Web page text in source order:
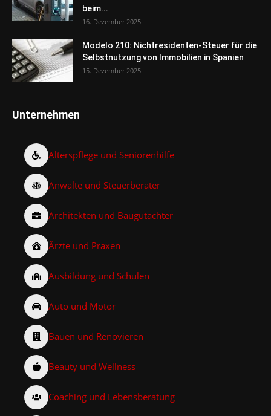
beim...
16. Dezember 2025
Modelo 210: Nichtresidenten-Steuer für die
Selbstnutzung von Immobilien in Spanien
15. Dezember 2025
Unternehmen
Alterspflege und Seniorenhilfe
Anwälte und Steuerberater
Architekten und Baugutachter
Ärzte und Praxen
Ausbildung und Schulen
Auto und Motor
Bauen und Renovieren
Beauty und Wellness
Coaching und Lebensberatung